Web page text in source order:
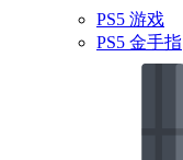
PS5 游戏
PS5 金手指